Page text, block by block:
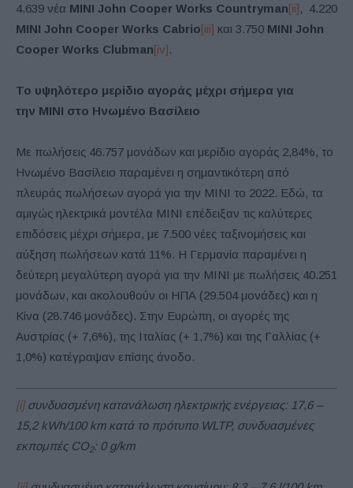
4.639 νέα MINI John Cooper Works Countryman[ii], 4.220
MINI John Cooper Works Cabrio[iii] και 3.750 MINI John
Cooper Works Clubman[iv].
Το υψηλότερο μερίδιο αγοράς μέχρι σήμερα για
την MINI στο Ηνωμένο Βασίλειο
Με πωλήσεις 46.757 μονάδων και μερίδιο αγοράς 2,84%, το
Ηνωμένο Βασίλειο παραμένει η σημαντικότερη από
πλευράς πωλήσεων αγορά για την MINI το 2022. Εδώ, τα
αμιγώς ηλεκτρικά μοντέλα MINI επέδειξαν τις καλύτερες
επιδόσεις μέχρι σήμερα, με 7.500 νέες ταξινομήσεις και
αύξηση πωλήσεων κατά 11%. Η Γερμανία παραμένει η
δεύτερη μεγαλύτερη αγορά για την MINI με πωλήσεις 40.251
μονάδων, και ακολουθούν οι ΗΠΑ (29.504 μονάδες) και η
Κίνα (28.746 μονάδες). Στην Ευρώπη, οι αγορές της
Αυστρίας (+ 7,6%), της Ιταλίας (+ 1,7%) και της Γαλλίας (+
1,0%) κατέγραψαν επίσης άνοδο.
[i]συνδυασμένη κατανάλωση ηλεκτρικής ενέργειας: 17,6 –
15,2 kWh/100 km κατά το πρότυπο WLTP, συνδυασμένες
εκπομπές CO2: 0 g/km